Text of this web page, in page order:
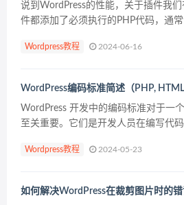
说到WordPress的性能，关于插件我
件都添加了必须执行的PHP代码，通
页面速度，并可能对用户体验和页面排
Wordpress教程 2024-06-16
WordPress编码标准简述（PHP,
WordPress 开发中的编码标准对于一
至关重要。它们是开发人员在编写代
准还能防止常见的陷阱和错误，提高代
Wordpress教程 2024-05-23
如何解决WordPress在裁剪图片时的